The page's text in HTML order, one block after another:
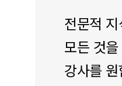
전문적
모든 것
강사를